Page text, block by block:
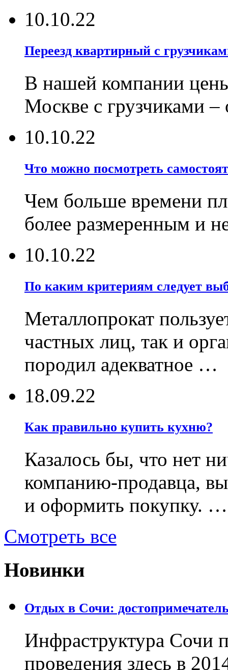
10.10.22
Переезд квартирный с
В нашей компании
Москве с грузчиками
10.10.22
Что можно посмотреть
Чем больше времени
более размеренным и
10.10.22
По каким критериям следует
Металлопрокат
частных лиц, так и
породил адекватное …
18.09.22
Как правильно купить кухню?
Казалось бы, что нет
компанию-продавца,
и оформить покупку. …
Смотреть все
Новинки
Отдых в Сочи:
Инфраструктура Сочи
проведения здесь в